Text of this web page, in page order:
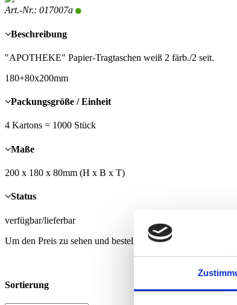
Art.-Nr.: 017007a
Beschreibung
"APOTHEKE" Papier-Tragtaschen weiß 2 färb./2 seit.
180+80x200mm
Packungsgröße / Einheit
4 Kartons = 1000 Stück
Maße
200 x 180 x 80mm (H x B x T)
Status
verfügbar/lieferbar
Um den Preis zu sehen und bestellen zu können, müssen Sie
Sortierung